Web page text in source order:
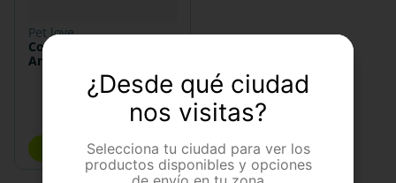
pet love
Comedero
Antideslizante Pet Love
700
COMPRAR
¿Desde qué ciudad
nos visitas?
Selecciona tu ciudad para ver los
productos disponibles y opciones